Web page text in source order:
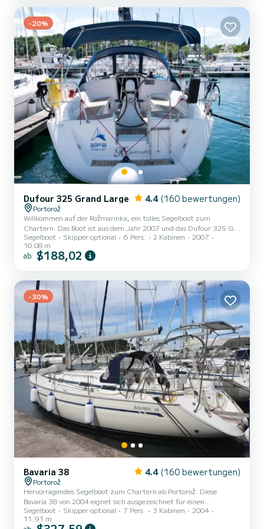
Toiletten mit Dusche. Dieses Boot ist mit einem Durchge...
-20%
Dufour 325 Grand Large 4.4 (160 bewertungen)
Portorož
Willkommen auf der Rožmarinka, ein tolles Segelboot zum
Chartern. Das Boot ist aus dem Jahr 2007 und das Dufour 325 GL
bringt Sie zu den schönsten Ankerplätzen um Portorož. Sie
möchten einen unvergesslichen Törn auf diesem Segelboot mit 10
Metern Länge verbringen? Sie können mit bis zu 6 Personen an
ist mit einem Gelattetes Großsegel und einem Rollgenua
ausgestattet. Es i...
Segelboot Skipper optional 6 Pers. 2 Kabinen
2007
10.08 m
ab $188,02
-30%
Bavaria 38 4.4 (160 bewertungen)
Portorož
Hervorragendes Segelboot zum Chartern ab Portorož. Diese
Bavaria 38 von 2004 eignet sich ausgezeichnet für einen
Bootsurlaub mit Freunden oder Familie. Das Segelboot ist 12
Meter lang und verfügt über 55 PS. Mit seinen 3 Kabinen kann das
Segelboot Skipper optional 7 Pers. 3 Kabinen
2004
11.91 m